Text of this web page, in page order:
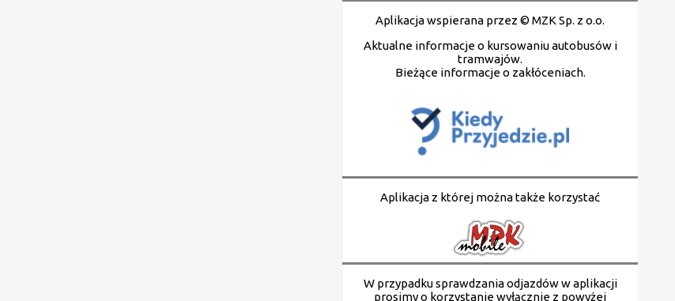
Aplikacja wspierana przez © MZK Sp. z o.o.
Aktualne informacje o kursowaniu autobusów i
tramwajów.
Bieżące informacje o zakłóceniach.
Aplikacja z której można także korzystać
W przypadku sprawdzania odjazdów w aplikacji
prosimy o korzystanie wyłącznie z powyżej